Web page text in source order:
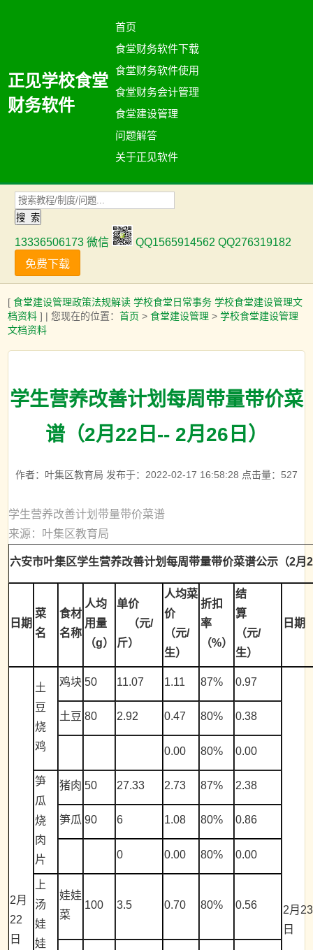
正见学校食堂
财务软件
首页
食堂财务软件下载
食堂财务软件使用
食堂财务会计管理
食堂建设管理
问题解答
关于正见软件
13336506173 微信
QQ1565914562 QQ276319182
免费下载
[食堂建设管理政策法规解读 学校食堂日常事务 学校食堂建设管理文
档资料 ] | 您现在的位置：首页 >食堂建设管理 >学校食堂建设管理
文档资料
学生营养改善计划每周带量带价菜
谱（2月22日-- 2月26日）
作者：叶集区教育局 发布于：2022-02-17 16:58:28 点击量： 527
学生营养改善计划带量带价菜谱
来源：叶集区教育局
六安市叶集区学生营养改善计划每周带量带价菜谱公示（2月
日期
菜
名
食材
名称
人均
用量
（g）
单价
（元/
斤）
人均菜
价
（元/
生）
折扣
率
（%）
结
算
（元/
生）
日期
2月
22
日
土
豆
烧
鸡
鸡块 50 11.07 1.11 87% 0.97
2月23
日
土豆 80 2.92 0.47 80% 0.38
0.00 80% 0.00
笋
瓜
烧
肉
片
猪肉 50 27.33 2.73 87% 2.38
笋瓜 90 6 1.08 80% 0.86
0 0.00 80% 0.00
上
汤
娃
娃
娃娃
菜
100 3.5 0.70 80% 0.56